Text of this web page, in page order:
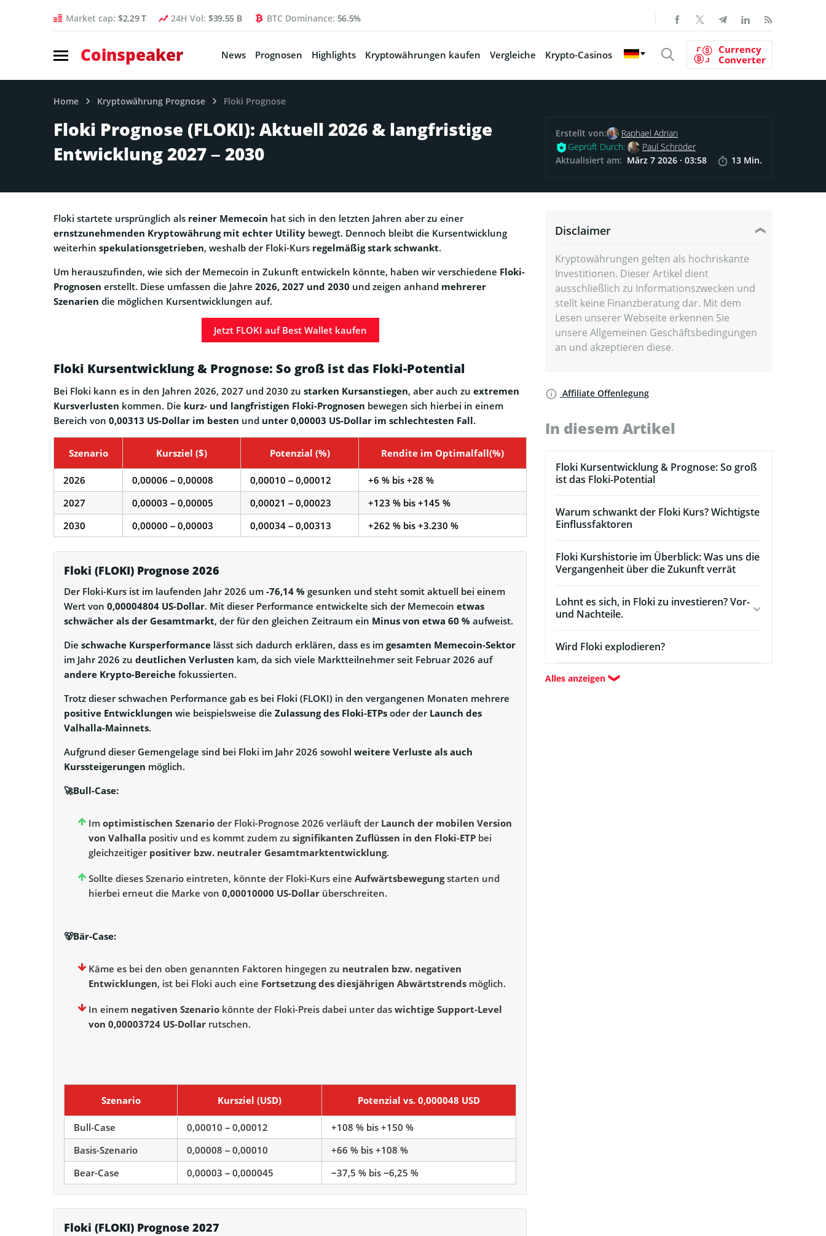
Market cap: $2.29 T 24H Vol: $39.55 B BTC Dominance: 56.5%
Coinspeaker News Prognosen Highlights Kryptowährungen kaufen Vergleiche Krypto-Casinos
Currency
Converter
Home Kryptowährung Prognose Floki Prognose
Floki Prognose (FLOKI): Aktuell 2026 & langfristige
Entwicklung 2027 – 2030
Erstellt von:
Raphael Adrian
Geprüft Durch:
Paul Schröder
Aktualisiert am: März 7 2026 · 03:58 13 Min.
Floki startete ursprünglich als reiner Memecoin hat sich in den letzten Jahren aber zu einer
ernstzunehmenden Kryptowährung mit echter Utility bewegt. Dennoch bleibt die Kursentwicklung
weiterhin spekulationsgetrieben, weshalb der Floki-Kurs regelmäßig stark schwankt.
Um herauszufinden, wie sich der Memecoin in Zukunft entwickeln könnte, haben wir verschiedene Floki-
Prognosen erstellt. Diese umfassen die Jahre 2026, 2027 und 2030 und zeigen anhand mehrerer
Szenarien die möglichen Kursentwicklungen auf.
Jetzt FLOKI auf Best Wallet kaufen
Floki Kursentwicklung & Prognose: So groß ist das Floki-Potential
Bei Floki kann es in den Jahren 2026, 2027 und 2030 zu starken Kursanstiegen, aber auch zu extremen
Kursverlusten kommen. Die kurz- und langfristigen Floki-Prognosen bewegen sich hierbei in einem
Bereich von 0,00313 US-Dollar im besten und unter 0,00003 US-Dollar im schlechtesten Fall.
Szenario Kursziel ($) Potenzial (%) Rendite im Optimalfall(%)
2026 0,00006 – 0,00008 0,00010 – 0,00012
+6 % bis +28 %
2027
0,00003 – 0,00005 0,00021 – 0,00023
+123 % bis +145 %
2030
0,00000 – 0,00003 0,00034 – 0,00313 +262 % bis +3.230 %
Floki (FLOKI) Prognose 2026
Der Floki-Kurs ist im laufenden Jahr 2026 um -76,14 % gesunken und steht somit aktuell bei einem
Wert von 0,00004804 US-Dollar. Mit dieser Performance entwickelte sich der Memecoin etwas
schwächer als der Gesamtmarkt, der für den gleichen Zeitraum ein Minus von etwa 60 % aufweist.
Die schwache Kursperformance lässt sich dadurch erklären, dass es im gesamten Memecoin-Sektor
im Jahr 2026 zu deutlichen Verlusten kam, da sich viele Marktteilnehmer seit Februar 2026 auf
andere Krypto-Bereiche fokussierten.
Trotz dieser schwachen Performance gab es bei Floki (FLOKI) in den vergangenen Monaten mehrere
positive Entwicklungen wie beispielsweise die Zulassung des Floki-ETPs oder der Launch des
Valhalla-Mainnets.
Aufgrund dieser Gemengelage sind bei Floki im Jahr 2026 sowohl weitere Verluste als auch
Kurssteigerungen möglich.
🚀Bull-Case:
Im optimistischen Szenario der Floki-Prognose 2026 verläuft der Launch der mobilen Version
von Valhalla positiv und es kommt zudem zu signifikanten Zuflüssen in den Floki-ETP bei
gleichzeitiger positiver bzw. neutraler Gesamtmarktentwicklung.
Sollte dieses Szenario eintreten, könnte der Floki-Kurs eine Aufwärtsbewegungstarten und
hierbei erneut die Marke von 0,00010000 US-Dollar überschreiten.
🐻Bär-Case:
Käme es bei den oben genannten Faktoren hingegen zu neutralen bzw. negativen
Entwicklungen, ist bei Floki auch eine Fortsetzung des diesjährigen Abwärtstrends möglich.
In einem negativen Szenario könnte der Floki-Preis dabei unter das wichtige Support-Level
von 0,00003724 US-Dollar rutschen.
Szenario Kursziel (USD) Potenzial vs. 0,000048 USD
Bull-Case 0,00010 – 0,00012
+108 % bis +150 %
Basis-Szenario
0,00008 – 0,00010
+66 % bis +108 %
Bear-Case
0,00003 – 0,000045 −37,5 % bis −6,25 %
Floki (FLOKI) Prognose 2027
Disclaimer
Kryptowährungen gelten als hochriskante
Investitionen. Dieser Artikel dient
ausschließlich zu Informationszwecken und
stellt keine Finanzberatung dar. Mit dem
Lesen unserer Webseite erkennen Sie
unsere Allgemeinen Geschäftsbedingungen
an und akzeptieren diese.
Affiliate Offenlegung
In diesem Artikel
Floki Kursentwicklung & Prognose: So groß
ist das Floki-Potential
Warum schwankt der Floki Kurs? Wichtigste
Einflussfaktoren
Floki Kurshistorie im Überblick: Was uns die
Vergangenheit über die Zukunft verrät
Lohnt es sich, in Floki zu investieren? Vor-
und Nachteile.
Wird Floki explodieren?
Alles anzeigen